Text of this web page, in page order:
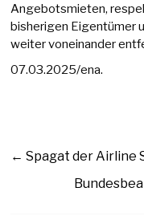
Angebotsmieten,
bisherigen Eigentümer
weiter voneinander
07.03.2025/ena.
← Spagat der Airline